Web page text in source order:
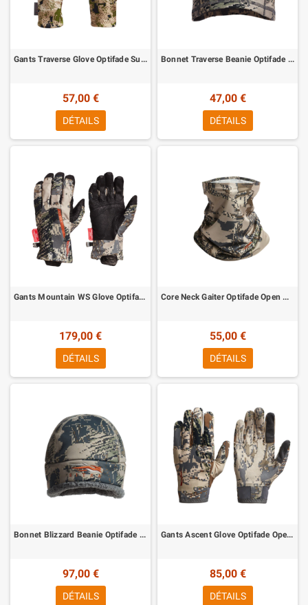
Gants Traverse Glove Optifade Subalpine Sitka
57,00 €
DÉTAILS
Bonnet Traverse Beanie Optifade Open Country Sitka
47,00 €
DÉTAILS
Gants Mountain WS Glove Optifade Open Country Sitka
179,00 €
DÉTAILS
Core Neck Gaiter Optifade Open Country Sitka
55,00 €
DÉTAILS
Bonnet Blizzard Beanie Optifade Open Country Sitka
97,00 €
DÉTAILS
Gants Ascent Glove Optifade Open Country Sitka
85,00 €
DÉTAILS